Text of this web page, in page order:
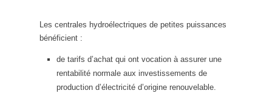
Les centrales hydroélectriques de petites puissances
bénéficient :
de tarifs d’achat qui ont vocation à assurer une
rentabilité normale aux investissements de
production d’électricité d’origine renouvelable.